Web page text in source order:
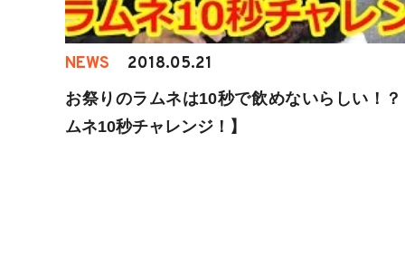
NEWS 2018.05.21
お祭りのラムネは10秒で飲めないらしい！
ムネ10秒チャレンジ！】